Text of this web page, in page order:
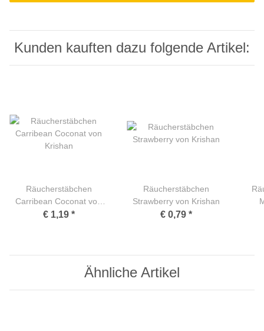
Kunden kauften dazu folgende Artikel:
Räucherstäbchen
Carribean Coconat von
Krishan
€ 1,19 *
Räucherstäbchen
Strawberry von Krishan
€ 0,79 *
Ähnliche Artikel